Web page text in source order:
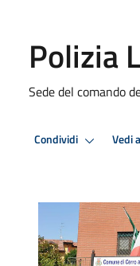
Polizia
Sede del comando
Condividi Vedi